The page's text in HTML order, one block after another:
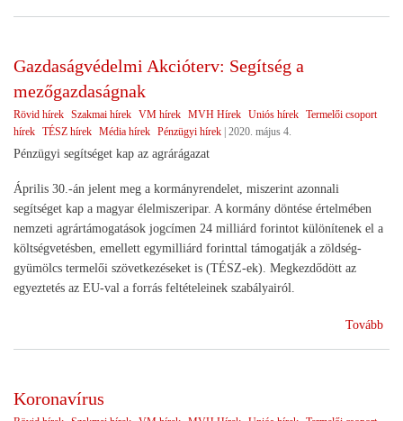
Gazdaságvédelmi Akcióterv: Segítség a
mezőgazdaságnak
Rövid hírek Szakmai hírek VM hírek MVH Hírek Uniós hírek Termelői csoport
hírek TÉSZ hírek Média hírek Pénzügyi hírek 2020. május 4.
Pénzügyi segítséget kap az agrárágazat
Április 30.-án jelent meg a kormányrendelet, miszerint azonnali
segítséget kap a magyar élelmiszeripar. A kormány döntése értelmében
nemzeti agrártámogatások jogcímen 24 milliárd forintot különítenek el a
költségvetésben, emellett egymilliárd forinttal támogatják a zöldség-
gyümölcs termelői szövetkezéseket is (TÉSZ-ek). Megkezdődött az
egyeztetés az EU-val a forrás feltételeinek szabályairól.
Tovább
Koronavírus